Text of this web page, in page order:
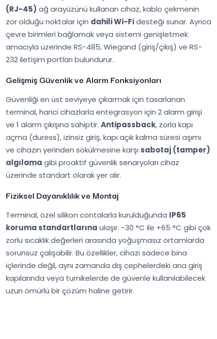
(RJ-45) ağ arayüzünü kullanan cihaz, kablo çekmenin
zor olduğu noktalar için dahili Wi-Fidesteği sunar. Ayrıca
çevre birimleri bağlamak veya sistemi genişletmek
amacıyla üzerinde RS-485, Wiegand (giriş/çıkış) ve RS-
232 iletişim portları bulundurur.
Gelişmiş Güvenlik ve Alarm Fonksiyonları
Güvenliği en üst seviyeye çıkarmak için tasarlanan
terminal, harici cihazlarla entegrasyon için 2 alarm girişi
ve 1 alarm çıkışına sahiptir. Antipassback, zorla kapı
açma (duress), izinsiz giriş, kapı açık kalma süresi aşımı
ve cihazın yerinden sökülmesine karşı sabotaj (tamper)
algılama gibi proaktif güvenlik senaryoları cihaz
üzerinde standart olarak yer alır.
Fiziksel Dayanıklılık ve Montaj
Terminal, özel silikon contalarla kurulduğunda IP65
koruma standartlarına ulaşır. -30 °C ile +65 °C gibi çok
zorlu sıcaklık değerleri arasında yoğuşmasız ortamlarda
sorunsuz çalışabilir. Bu özellikler, cihazı sadece bina
içlerinde değil, aynı zamanda dış cephelerdeki ana giriş
kapılarında veya turnikelerde de güvenle kullanılabilecek
uzun ömürlü bir çözüm haline getirir.